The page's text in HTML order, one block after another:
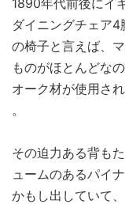
ダイニングチェア
の椅子と言えば、
ものがほとんどな
オーク材が使用さ
。
その迫力ある背も
ュームのあるパイ
かもし出していて